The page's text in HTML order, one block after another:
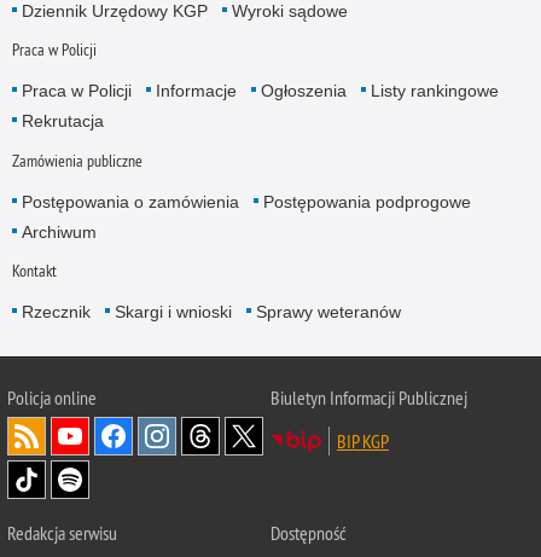
Dziennik Urzędowy KGP Wyroki sądowe
Praca w Policji
Praca w Policji Informacje Ogłoszenia
Listy rankingowe
Rekrutacja
Zamówienia publiczne
Postępowania o zamówienia
Postępowania podprogowe
Archiwum
Kontakt
Rzecznik Skargi i wnioski Sprawy weteranów
Policjaonline
Biuletyn Informacji Publicznej
BIP KGP
Redakcja serwisu Dostępność